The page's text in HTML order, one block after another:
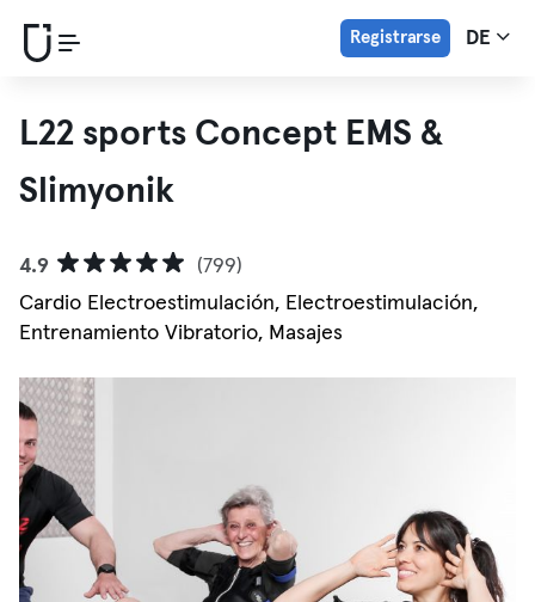
Registrarse DE
L22 sports Concept EMS &
Slimyonik
4.9
(799)
Cardio Electroestimulación, Electroestimulación,
Entrenamiento Vibratorio, Masajes